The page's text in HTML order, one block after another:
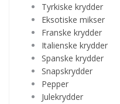
Tyrkiske krydder
Eksotiske mikser
Franske krydder
Italienske krydder
Spanske krydder
Snapskrydder
Pepper
Julekrydder